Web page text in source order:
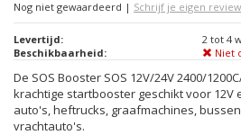
Nog niet gewaardeerd | Schrijf je eigen review
Levertijd:
2 tot 4
Beschikbaarheid:
Niet
De SOS Booster SOS 12V/24V 2400/
krachtige startbooster geschikt voor 12V
auto's, heftrucks, graafmachines,
vrachtauto's.